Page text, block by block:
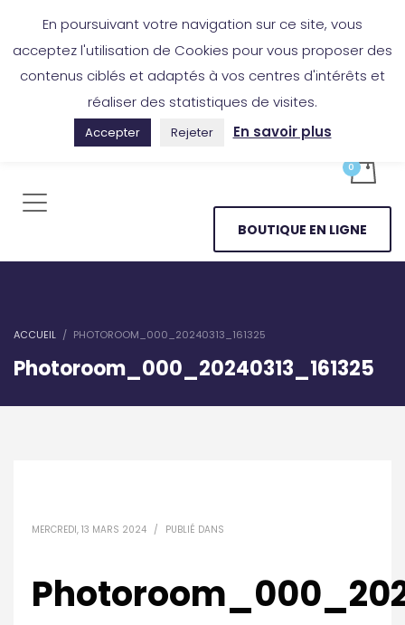
BOUTIQUE EN LIGNE
ACCUEIL PHOTOROOM_000_20240313_161325
Photoroom_000_20240313_161325
MERCREDI, 13 MARS 2024 / PUBLIÉ DANS
En poursuivant votre navigation sur ce site, vous
acceptez l'utilisation de Cookies pour vous proposer des
contenus ciblés et adaptés à vos centres d'intérêts et
réaliser des statistiques de visites.
Accepter Rejeter En savoir plus